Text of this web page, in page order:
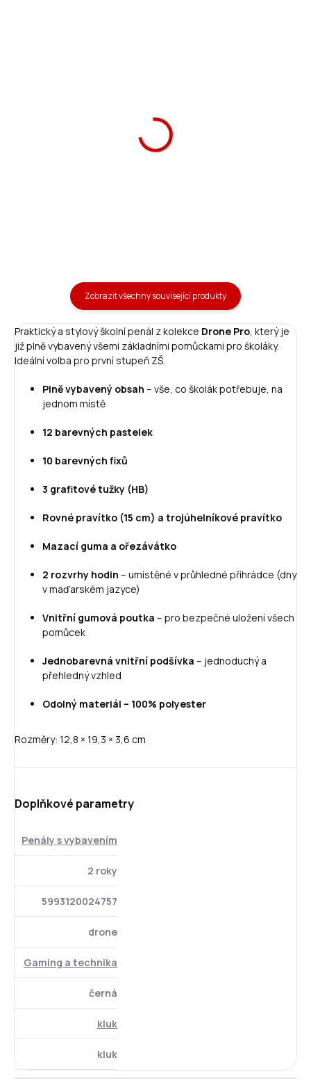
Zobrazit všechny související produkty
Praktický a stylový školní penál z kolekce Drone Pro, který je
již plně vybavený všemi základními pomůckami pro školáky.
Ideální volba pro první stupeň ZŠ.
Plně vybavený obsah – vše, co školák potřebuje, na
jednom místě
12 barevných pastelek
10 barevných fixů
3 grafitové tužky (HB)
Rovné pravítko (15 cm) a trojúhelníkové pravítko
Mazací guma a ořezávátko
2 rozvrhy hodin – umístěné v průhledné přihrádce (dny
v maďarském jazyce)
Vnitřní gumová poutka – pro bezpečné uložení všech
pomůcek
Jednobarevná vnitřní podšívka – jednoduchý a
přehledný vzhled
Odolný materiál – 100% polyester
Rozměry: 12,8 × 19,3 × 3,6 cm
Doplňkové parametry
Penály s vybavením
2 roky
5993120024757
drone
Gaming a technika
černá
kluk
kluk